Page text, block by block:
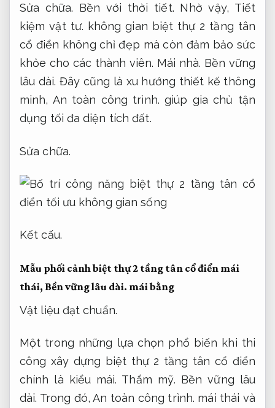
Sửa chữa. Bền với thời tiết. Nhờ vậy, Tiết
kiệm vật tư. không gian biệt thự 2 tầng tân
cổ điển không chỉ đẹp mà còn đảm bảo sức
khỏe cho các thành viên. Mái nhà. Bền vững
lâu dài. Đây cũng là xu hướng thiết kế thông
minh, An toàn công trình. giúp gia chủ tận
dụng tối đa diện tích đất.
Sửa chữa.
Kết cấu.
Mẫu phối cảnh biệt thự 2 tầng tân cổ điển mái
thái, Bền vững lâu dài. mái bằng
Vật liệu đạt chuẩn.
Một trong những lựa chọn phổ biến khi thi
công xây dựng biệt thự 2 tầng tân cổ điển
chính là kiểu mái. Thẩm mỹ. Bền vững lâu
dài. Trong đó,An toàn công trình. mái thái và